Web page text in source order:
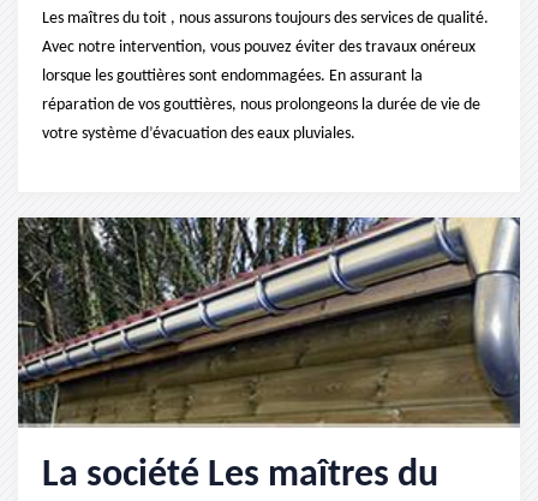
Les maîtres du toit , nous assurons toujours des services de qualité.
Avec notre intervention, vous pouvez éviter des travaux onéreux
lorsque les gouttières sont endommagées. En assurant la
réparation de vos gouttières, nous prolongeons la durée de vie de
votre système d’évacuation des eaux pluviales.
La société Les maîtres du